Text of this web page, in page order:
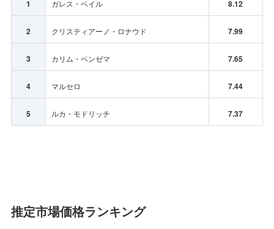
1 ガレス・ベイル 8.12
2 クリスティアーノ・ロナウド 7.99
3 カリム・ベンゼマ 7.65
4 マルセロ 7.44
5 ルカ・モドリッチ 7.37
推定市場価格ランキング